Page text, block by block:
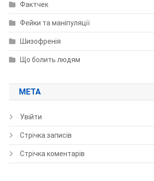
Фактчек
Фейки та маніпуляції
Шизофренія
Що болить людям
МЕТА
Увійти
Стрічка записів
Стрічка коментарів